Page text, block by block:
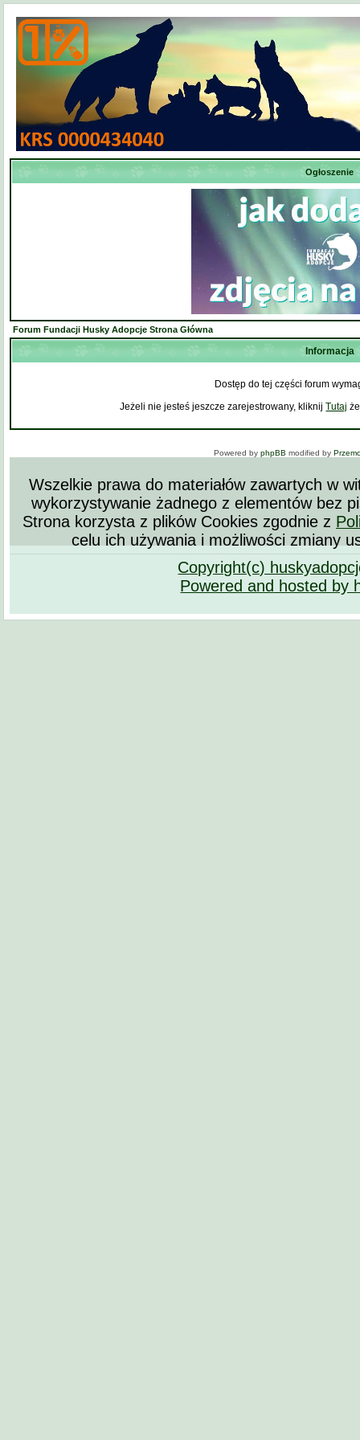
Ogłoszenie
Forum Fundacji Husky Adopcje Strona Główna
Informacja
Dostęp do tej części forum
Jeżeli nie jesteś jeszcze zarejestrowany, kliknijTutaj
Powered byphpBB modified by
Wszelkie prawa do materiałów zawartych w
wykorzystywanie żadnego z elementów bez
Strona korzysta z plików Cookies zgodnie z
celu ich używania i możliwości zmiany
Copyright(c)
Powered and hosted by